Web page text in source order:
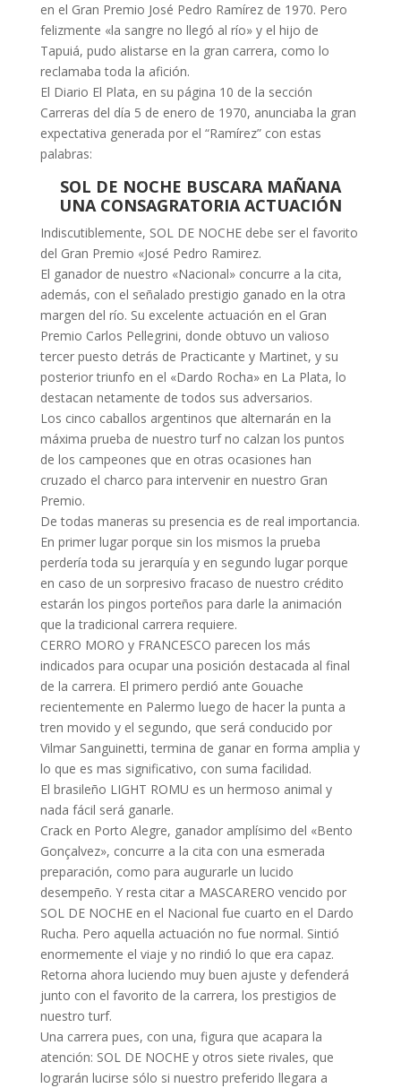
en el Gran Premio José Pedro Ramírez de 1970. Pero
felizmente «la sangre no llegó al río» y el hijo de
Tapuiá, pudo alistarse en la gran carrera, como lo
reclamaba toda la afición.
El Diario El Plata, en su página 10 de la sección
Carreras del día 5 de enero de 1970, anunciaba la gran
expectativa generada por el “Ramírez” con estas
palabras:
SOL DE NOCHE BUSCARA MAÑANA
UNA CONSAGRATORIAACTUACIÓN
Indiscutiblemente, SOL DE NOCHE debe ser el favorito
del Gran Premio «José Pedro Ramirez.
El ganador de nuestro «Nacional» concurre a la cita,
además, con el señalado prestigio ganado en la otra
margen del río. Su excelente actuación en el Gran
Premio Carlos Pellegrini, donde obtuvo un valioso
tercer puesto detrás de Practicante y Martinet, y su
posterior triunfo en el «Dardo Rocha» en La Plata, lo
destacan netamente de todos sus adversarios.
Los cinco caballos argentinos que alternarán en la
máxima prueba de nuestro turf no calzan los puntos
de los campeones que en otras ocasiones han
cruzado el charco para intervenir en nuestro Gran
Premio.
De todas maneras su presencia es de real importancia.
En primer lugar porque sin los mismos la prueba
perdería toda su jerarquía y en segundo lugar porque
en caso de un sorpresivo fracaso de nuestro crédito
estarán los pingos porteños para darle la animación
que la tradicional carrera requiere.
CERRO MORO y FRANCESCO parecen los más
indicados para ocupar una posición destacada al final
de la carrera. El primero perdió ante Gouache
recientemente en Palermo luego de hacer la punta a
tren movido y el segundo, que será conducido por
Vilmar Sanguinetti, termina de ganar en forma amplia y
lo que es mas significativo, con suma facilidad.
El brasileño LIGHT ROMU es un hermoso animal y
nada fácil será ganarle.
Crack en Porto Alegre, ganador amplísimo del «Bento
Gonçalvez», concurre a la cita con una esmerada
preparación, como para augurarle un lucido
desempeño. Y resta citar a MASCARERO vencido por
SOL DE NOCHE en el Nacional fue cuarto en el Dardo
Rucha. Pero aquella actuación no fue normal. Sintió
enormemente el viaje y no rindió lo que era capaz.
Retorna ahora luciendo muy buen ajuste y defenderá
junto con el favorito de la carrera, los prestigios de
nuestro turf.
Una carrera pues, con una, figura que acapara la
atención: SOL DE NOCHE y otros siete rivales, que
lograrán lucirse sólo si nuestro preferido llegara a